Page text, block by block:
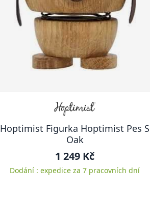
Hoptimist Figurka Hoptimist Pes S
Oak
1 249 Kč
Dodání : expedice za 7 pracovních dní